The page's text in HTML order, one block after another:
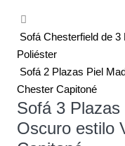
Sofá Chesterfield de
Poliéster
Sofá 2 Plazas Piel
Chester Capitoné
Sofá 3
Oscuro estilo